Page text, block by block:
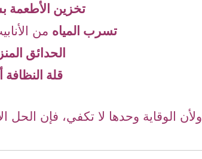
تخزين
تسرب المياه من
الحدائق
قلة
ولأن الوقاية وحدها لا تكفي، فإن الحل